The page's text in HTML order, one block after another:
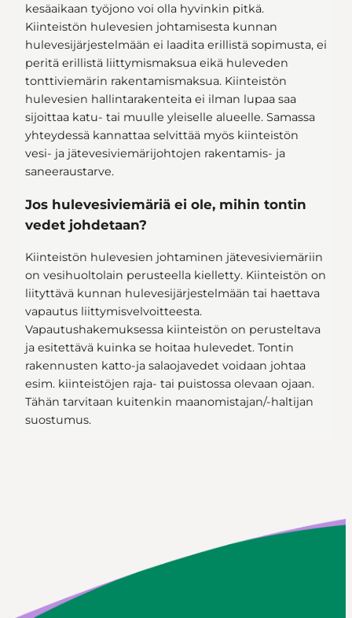
kesäaikaan työjono voi olla hyvinkin pitkä.
Kiinteistön hulevesien johtamisesta kunnan
hulevesijärjestelmään ei laadita erillistä sopimusta, ei
peritä erillistä liittymismaksua eikä huleveden
tonttiviemärin rakentamismaksua. Kiinteistön
hulevesien hallintarakenteita ei ilman lupaa saa
sijoittaa katu- tai muulle yleiselle alueelle. Samassa
yhteydessä kannattaa selvittää myös kiinteistön
vesi- ja jätevesiviemärijohtojen rakentamis- ja
saneeraustarve.
Jos hulevesiviemäriä ei ole, mihin tontin
vedet johdetaan?
Kiinteistön hulevesien johtaminen jätevesiviemäriin
on vesihuoltolain perusteella kielletty. Kiinteistön on
liityttävä kunnan hulevesijärjestelmään tai haettava
vapautus liittymisvelvoitteesta.
Vapautushakemuksessa kiinteistön on perusteltava
ja esitettävä kuinka se hoitaa hulevedet. Tontin
rakennusten katto-ja salaojavedet voidaan johtaa
esim. kiinteistöjen raja- tai puistossa olevaan ojaan.
Tähän tarvitaan kuitenkin maanomistajan/-haltijan
suostumus.